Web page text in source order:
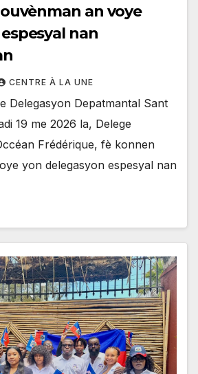
an voye
nan
CENTRE À LA UNE
Delegasyon Depatmantal Sant
19 me 2026 la, Delege
Frédérique, fè konnen
yon delegasyon espesyal nan